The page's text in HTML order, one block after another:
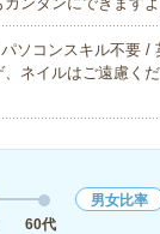
ソコンスキル不要 /
ネイルはご遠慮く
60代
男女比率